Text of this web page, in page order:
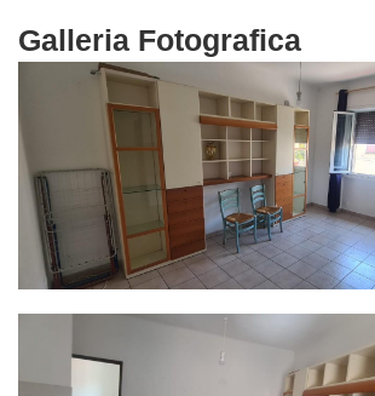
Galleria Fotografica